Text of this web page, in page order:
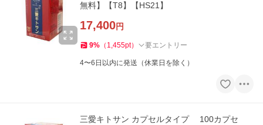
無料】【T8】【HS21】
17,400円
9% （ 1,455pt） 要エントリー
4〜6日以内に発送（休業日を除く）
三愛キトサン カプセルタイプ 100カプセ